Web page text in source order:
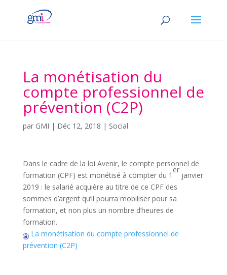
La monétisation du
compte professionnel de
prévention (C2P)
par GMI | Déc 12, 2018 | Social
Dans le cadre de la loi Avenir, le compte personnel de
formation (CPF) est monétisé à compter du 1
er
janvier
2019 : le salarié acquière au titre de ce CPF des
sommes d’argent qu’il pourra mobiliser pour sa
formation, et non plus un nombre d’heures de
formation.
La monétisation du compte professionnel de
prévention (C2P)